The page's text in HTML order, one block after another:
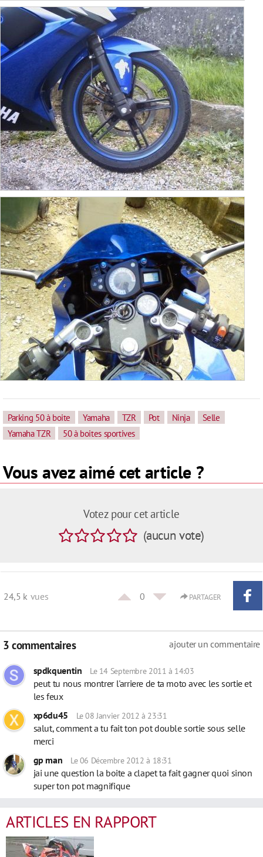
Parking 50 à boite Yamaha TZR Pot Ninja
Selle
Yamaha TZR
50 à boites sportives
Vous avez aimé cet article ?
Votez pour cet article
(aucun vote)
24,5 k vues 0 PARTAGER
3 commentaires ajouter un commentaire
spdkquentin Le 14 Septembre 2011 à 14:03
peut tu nous montrer l'arriere de ta moto avec les sortie et
les feux
xp6du45
Le 08 Janvier 2012 à 23:31
salut, comment a tu fait ton pot double sortie sous selle
merci
gp man
Le 06 Décembre 2012 à 18:31
jai une question la boite a clapet ta fait gagner quoi sinon
super ton pot magnifique
ARTICLES EN RAPPORT